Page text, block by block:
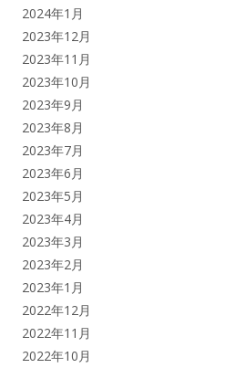
2024年1月
2023年12月
2023年11月
2023年10月
2023年9月
2023年8月
2023年7月
2023年6月
2023年5月
2023年4月
2023年3月
2023年2月
2023年1月
2022年12月
2022年11月
2022年10月